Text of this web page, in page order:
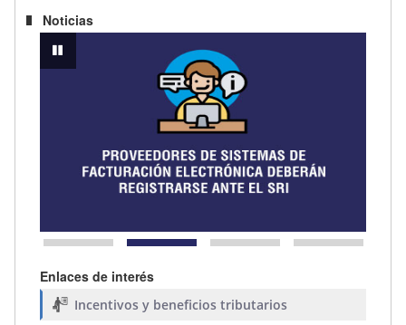
Noticias
pausar
Enlaces de interés
Incentivos y beneficios tributarios